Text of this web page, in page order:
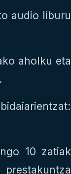
audio liburu
aholku eta
10 zatiak